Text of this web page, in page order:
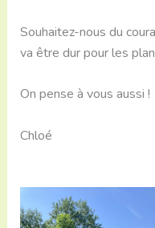
Souhaitez-nous du
va être dur pour les
On pense à vous aussi !
Chloé